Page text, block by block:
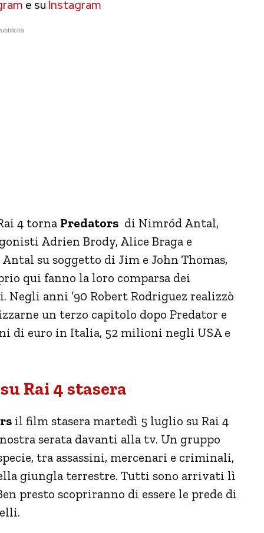
e su Instagram
4 torna Predators di Nimród Antal,
Adrien Brody, Alice Braga e
su soggetto di Jim e John Thomas,
qui fanno la loro comparsa dei
anni ’90 Robert Rodriguez realizzò
un terzo capitolo dopo Predator e
di euro in Italia, 52 milioni negli USA e
Rai 4 stasera
il film stasera martedì 5 luglio su Rai 4
nostra serata davanti alla tv. Un gruppo
tra assassini, mercenari e criminali,
giungla terrestre. Tutti sono arrivati lì
presto scopriranno di essere le prede di